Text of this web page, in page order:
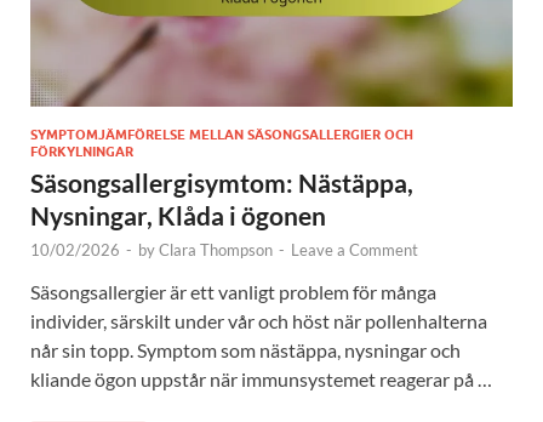
SYMPTOMJÄMFÖRELSE MELLAN SÄSONGSALLERGIER OCH
FÖRKYLNINGAR
Säsongsallergisymtom: Nästäppa,
Nysningar, Klåda i ögonen
10/02/2026 - byClara Thompson - Leave a Comment
Säsongsallergier är ett vanligt problem för många
individer, särskilt under vår och höst när pollenhalterna
når sin topp. Symptom som nästäppa, nysningar och
kliande ögon uppstår när immunsystemet reagerar på …